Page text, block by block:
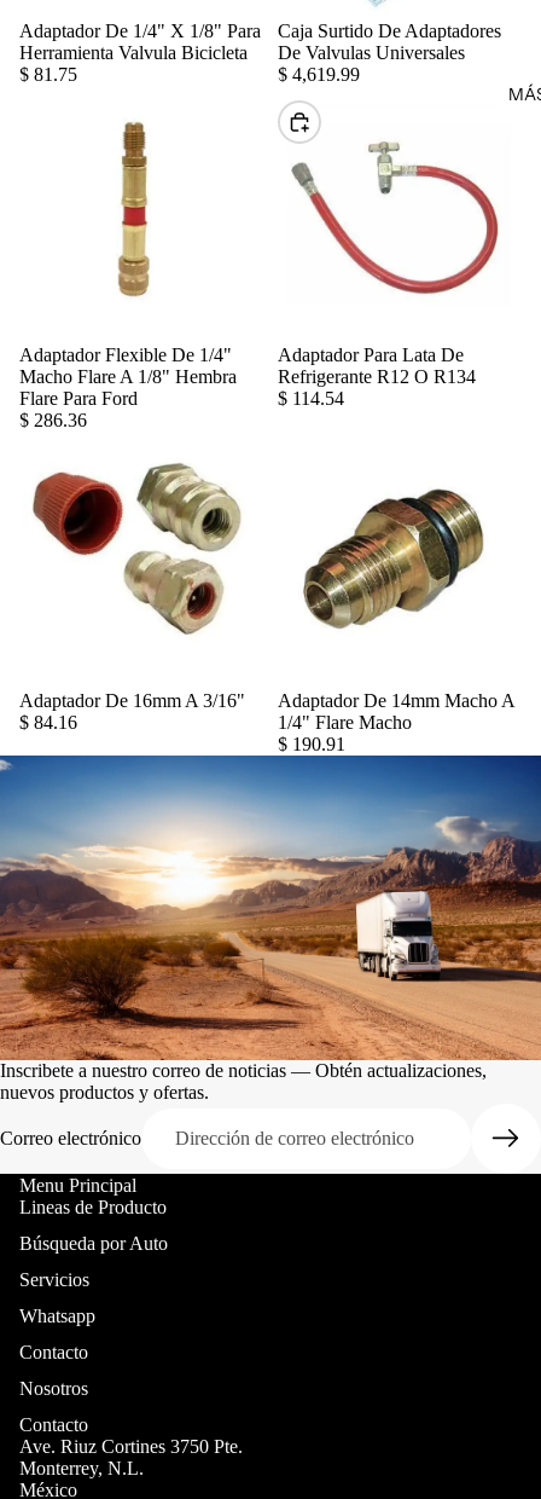
Agregar
Adaptador De 1/4" X 1/8" Para
Herramienta Valvula Bicicleta
$ 81.75
Caja Surtido De Adaptadores
De Valvulas Universales
$ 4,619.99
Agregar
Adaptador Flexible De 1/4"
Macho Flare A 1/8" Hembra
Flare Para Ford
$ 286.36
Elegir
Adaptador Para Lata De
Refrigerante R12 O R134
$ 114.54
Agregar
Adaptador De 16mm A 3/16"
$ 84.16
Adaptador De 14mm Macho A
1/4" Flare Macho
$ 190.91
Inscribete a nuestro correo de noticias — Obtén actualizaciones,
nuevos productos y ofertas.
Correo electrónico
Menu Principal
Lineas de Producto
Búsqueda por Auto
Servicios
Whatsapp
Contacto
Nosotros
Contacto
Ave. Riuz Cortines 3750 Pte.
Monterrey, N.L.
México